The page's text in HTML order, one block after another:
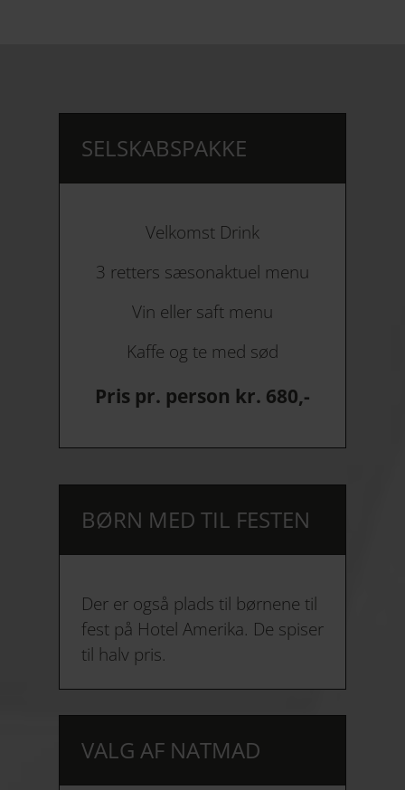
SELSKABSPAKKE
Velkomst Drink
3 retters sæsonaktuel menu
Vin eller saft menu
Kaffe og te med sød
Pris pr. person kr. 680,-
BØRN MED TIL FESTEN
Der er også plads til børnene til
fest på Hotel Amerika. De spiser
til halv pris.
VALG AF NATMAD